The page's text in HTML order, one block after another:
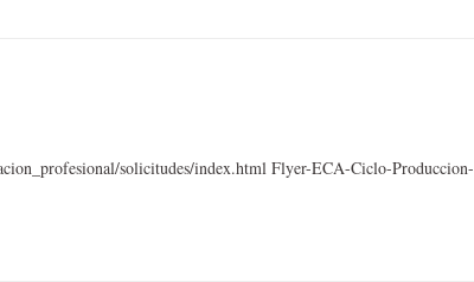
solicitudes/index.html Flyer-ECA-Ciclo-Produccion-